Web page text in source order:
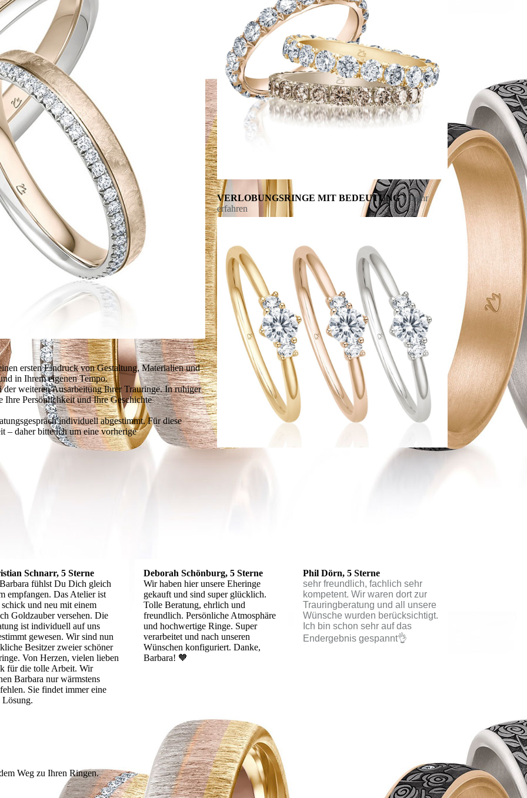
ersten Eindruck von Gestaltung, Materialien und
in Ihrem eigenen Tempo.
weiteren Ausarbeitung Ihrer Trauringe. In ruhiger
Persönlichkeit und Ihre Geschichte
individuell abgestimmt. Für diese
– daher bitte ich um eine vorherige
VERLOBUNGSRINGE MIT BEDEUTUNG» mehr
erfahren
Schnarr,5 Sterne
fühlst Du Dich gleich
empfangen. Das Atelier ist
schick und neu mit einem
Goldzauber versehen. Die
ist individuell auf uns
gewesen. Wir sind nun
Besitzer zweier schöner
Von Herzen, vielen lieben
für die tolle Arbeit. Wir
Barbara nur wärmstens
Sie findet immer eine
Lösung.
Deborah Schönburg,5 Sterne
Wir haben hier unsere Eheringe
gekauft und sind super glücklich.
Tolle Beratung, ehrlich und
freundlich. Persönliche Atmosphäre
und hochwertige Ringe. Super
verarbeitet und nach unseren
Wünschen konfiguriert. Danke,
Barbara! 🧡
Phil Dörn,5 Sterne
sehr freundlich, fachlich sehr
kompetent. Wir waren dort zur
Trauringberatung und all unsere
Wünsche wurden berücksichtigt.
Ich bin schon sehr auf das
Endergebnis gespannt👌
Weg zu Ihren Ringen.